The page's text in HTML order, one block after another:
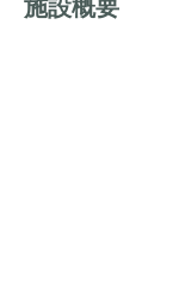
施設概要